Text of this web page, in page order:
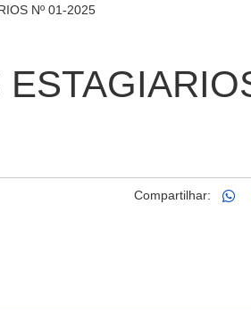
Nº 01-2025
Compartilhar: